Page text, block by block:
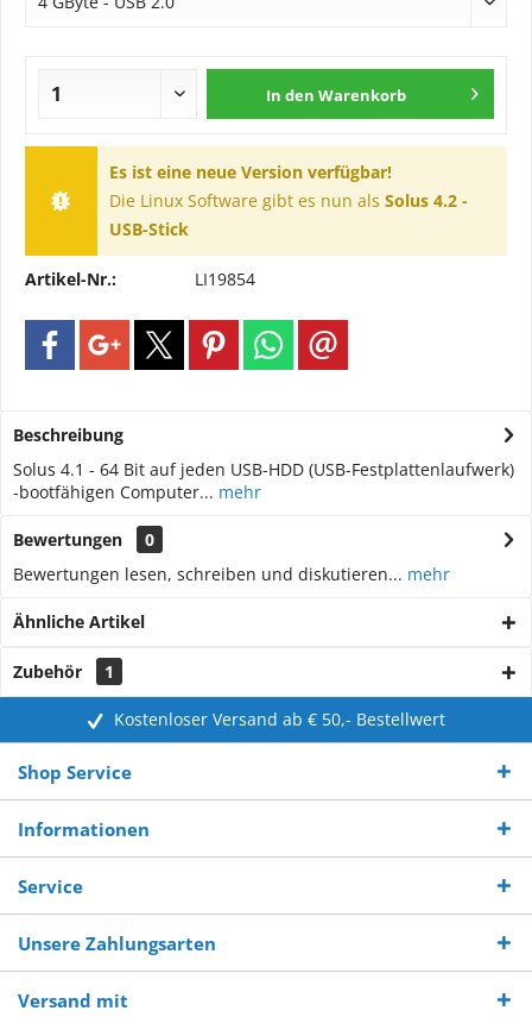
In den Warenkorb
Es ist eine neue Version verfügbar!
Die Linux Software gibt es nun als Solus 4.2 -
USB-Stick
Artikel-Nr.: LI19854
Beschreibung
Solus 4.1 - 64 Bit auf jeden USB-HDD (USB-Festplattenlaufwerk)
-bootfähigen Computer... mehr
Bewertungen
0
Bewertungen lesen, schreiben und diskutieren... mehr
Ähnliche Artikel
Zubehör 1
Kostenloser Versand ab € 50,- Bestellwert
Shop Service
Informationen
Service
Unsere Zahlungsarten
Versand mit